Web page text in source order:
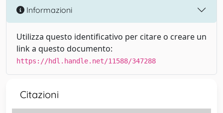
Informazioni
Utilizza questo identificativo per citare o creare un
link a questo documento:
https://hdl.handle.net/11588/347288
Citazioni